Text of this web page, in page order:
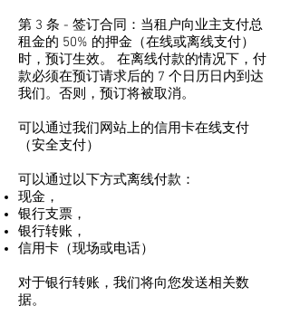
第 3 条 - 签订合同：当租户向业主支付总
租金的 50% 的押金（在线或离线支付）
时，预订生效。 在离线付款的情况下，付
款必须在预订请求后的 7 个日历日内到达
我们。否则，预订将被取消。
可以通过我们网站上的信用卡在线支付
（安全支付）
可以通过以下方式离线付款：
现金，
银行支票，
银行转账，
信用卡（现场或电话）
对于银行转账，我们将向您发送相关数
据。